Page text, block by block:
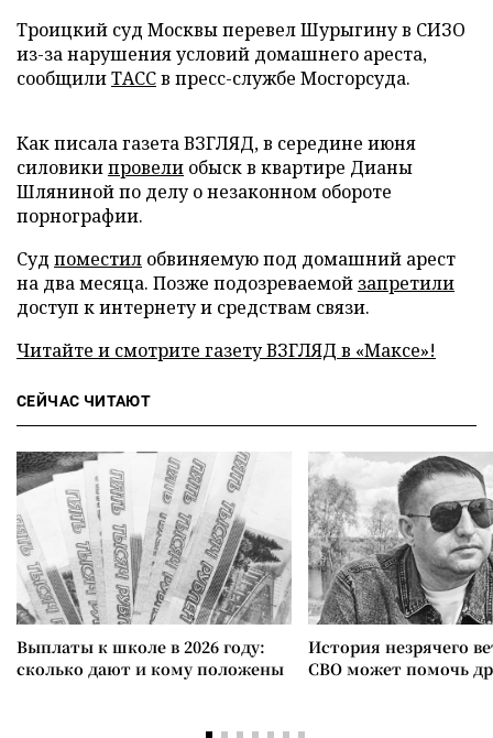
Троицкий суд Москвы перевел Шурыгину в СИЗО
из-за нарушения условий домашнего ареста,
сообщилиТАССв пресс-службе Мосгорсуда.
Как писала газета ВЗГЛЯД, в середине июня
силовикипровели обыск в квартире Дианы
Шляниной по делу о незаконном обороте
порнографии.
Суд поместил обвиняемую под домашний арест
на два месяца. Позже подозреваемой запретили
доступ к интернету и средствам связи.
Читайте и смотрите газету ВЗГЛЯД в «Максе»!
СЕЙЧАС ЧИТАЮТ
Выплаты к школе в 2026 году:
сколько дают и кому положены
История незрячего
СВО может помочь